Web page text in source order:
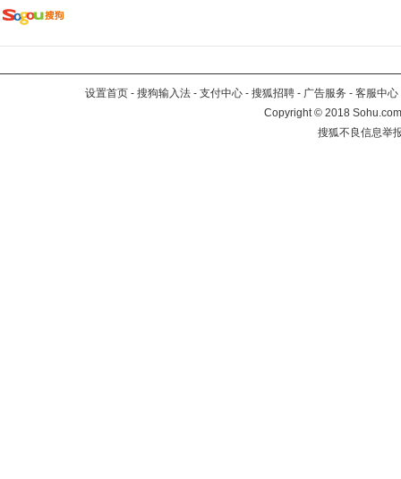
设置首页 - 搜狗输入法 - 支付中心 - 搜狐招聘 - 广告服务 - 客服中心
Copyright©2018
搜狐不良信息举